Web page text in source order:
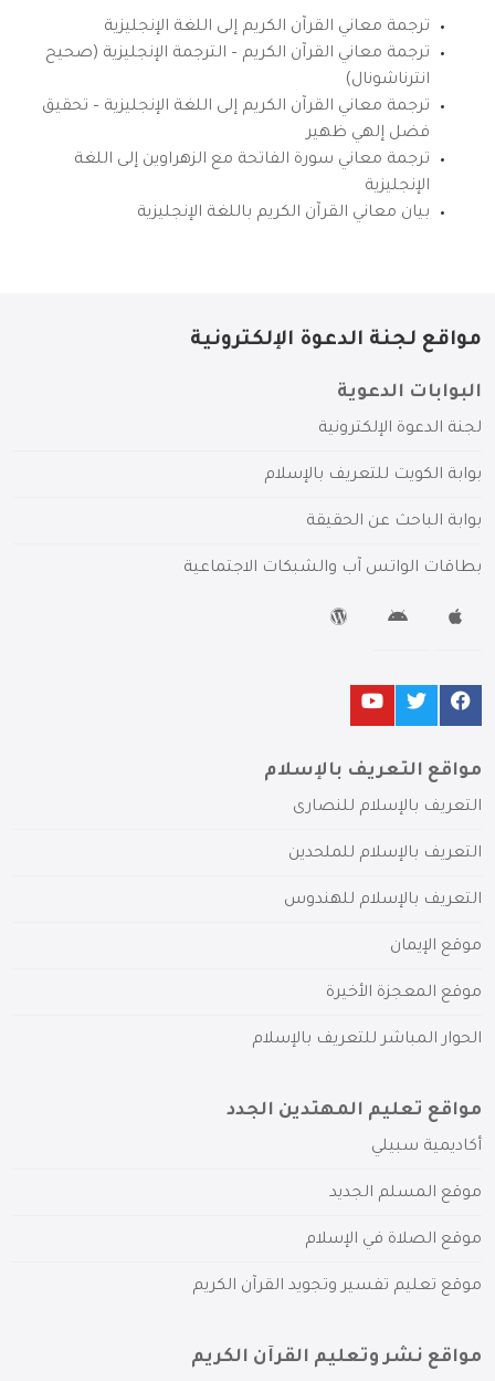
ترجمة معاني القرآن الكريم إلى اللغة الإنجليزية
ترجمة معاني القرآن الكريم – الترجمة الإنجليزية (صحيح
انترناشونال)
ترجمة معاني القرآن الكريم إلى اللغة الإنجليزية – تحقيق
فضل إلهي ظهير
ترجمة معاني سورة الفاتحة مع الزهراوين إلى اللغة
الإنجليزية
بيان معاني القرآن الكريم باللغة الإنجليزية
مواقع لجنة الدعوة الإلكترونية
البوابات الدعوية
لجنة الدعوة الإلكترونية
بوابة الكويت للتعريف بالإسلام
بوابة الباحث عن الحقيقة
بطاقات الواتس آب والشبكات الاجتماعية
مواقع التعريف بالإسلام
التعريف بالإسلام للنصارى
التعريف بالإسلام للملحدين
التعريف بالإسلام للهندوس
موقع الإيمان
موقع المعجزة الأخيرة
الحوار المباشر للتعريف بالإسلام
مواقع تعليم المهتدين الجدد
أكاديمية سبيلي
موقع المسلم الجديد
موقع الصلاة في الإسلام
موقع تعليم تفسير وتجويد القرآن الكريم
مواقع نشر وتعليم القرآن الكريم